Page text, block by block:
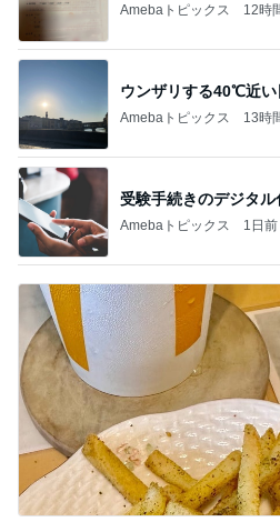
Amebaトピックス 12時
ウンザリする40℃近い
Amebaトピックス 13時
受験手続きのデジタ
Amebaトピックス 1日前